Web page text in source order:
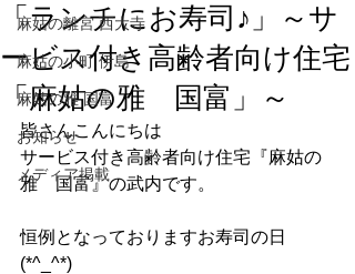
麻姑の離宮 西大寺
麻姑の小町 伊島
麻姑の雅 国富
お知らせ
メディア掲載
「ランチにお寿司♪」～サ
ービス付き高齢者向け住宅
「麻姑の雅 国富」～
皆さんこんにちは
サービス付き高齢者向け住宅『麻姑の
雅　国富』の武内です。
恒例となっておりますお寿司の日
(*^_^*)